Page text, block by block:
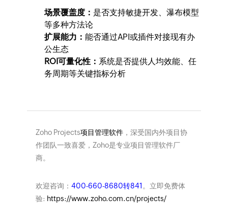
场景覆盖度： 是否支持敏捷开发、瀑布模型
等多种方法论
扩展能力： 能否通过API或插件对接现有办
公生态
ROI可量化性： 系统是否提供人均效能、任
务周期等关键指标分析
Zoho Projects项目管理软件，深受国内外项目协
作团队一致喜爱，Zoho是专业项目管理软件厂
商。
欢迎咨询： 400-660-8680转841 。立即免费体
验: https://www.zoho.com.cn/projects/